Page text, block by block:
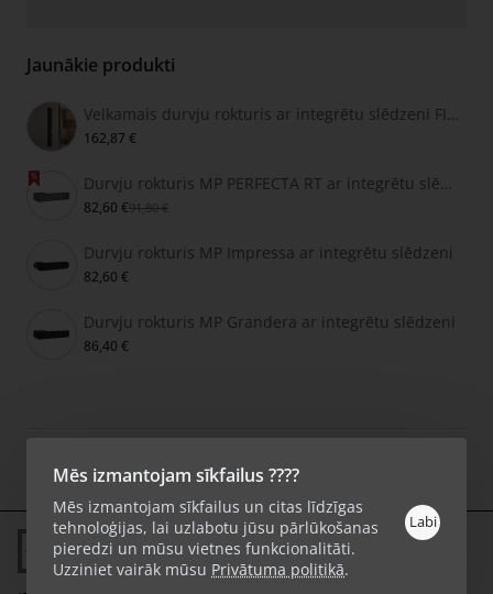
Mēs izmantojam sīkfailus ????
Mēs izmantojam sīkfailus un citas līdzīgas
tehnoloģijas, lai uzlabotu jūsu pārlūkošanas
pieredzi un mūsu vietnes funkcionalitāti.
Uzziniet vairāk mūsu Privātuma politikā.
Labi
2 dienas
Jaunākie produkti
Velkamais durvju rokturis ar integrētu slēdzeni FIMET SECRET
162,87 €
Durvju rokturis MP PERFECTA RT ar integrētu slēdzeni
82,60 €91,80 €
Durvju rokturis MP Impressa ar integrētu slēdzeni
82,60 €
Durvju rokturis MP Grandera ar integrētu slēdzeni
86,40 €
Autortiesības © 2026, KlikShop.lv, Visas tiesības aizsargātas.